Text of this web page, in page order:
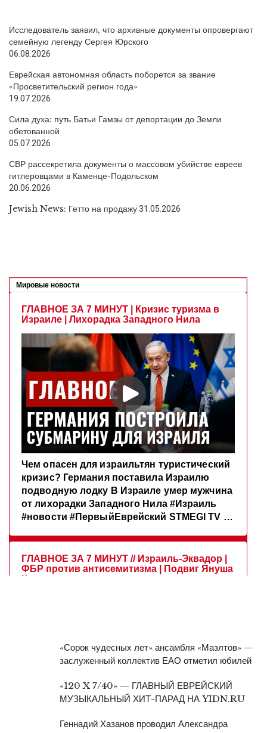
Исследователь заявил, что архивные документы опровергают
семейную легенду Сергея Юрского
06.08.2026
Еврейская автономная область поборется за звание
«Просветительский регион года»
19.07.2026
Сила духа: путь Батьи Гамзы от депортации до Земли
обетованной
05.07.2026
СВР рассекретила документы о массовом убийстве евреев
гитлеровцами в Каменце-Подольском
20.06.2026
Jewish News: Гетто на продажу31.05.2026
«Сорок чудесных лет» ансамбля «Мазлтов» —
заслуженный коллектив ЕАО отметил юбилей
«120 X 7/40» — ГЛАВНЫЙ ЕВРЕЙСКИЙ
МУЗЫКАЛЬНЫЙ ХИТ-ПАРАД НА YIDN.RU
Геннадий Хазанов проводил Александра